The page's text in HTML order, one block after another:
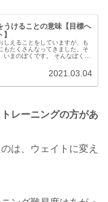
うけることの意味【目標へ
しえることをしていますが、も
もたくさんなってきました。そ
いまのぼくです。 そんなぼく
2021.03.04
レーニングの方があ
は、ウェイトに変え